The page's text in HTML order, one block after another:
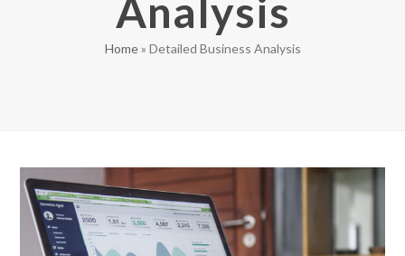
Analysis
Home» Detailed Business Analysis